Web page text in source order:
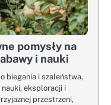
pomysły na
i nauki
biegania i szaleństwa,
eksploracji i
przestrzeni,